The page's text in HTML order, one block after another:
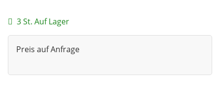
3 St. Auf Lager
Preis auf Anfrage